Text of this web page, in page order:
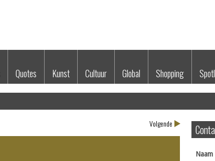
Quotes Kunst Cultuur Global Shopping
Volgende
Naam